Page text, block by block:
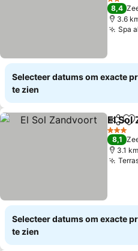
2 Sterren
8,4
3.6
Spa
Selecteer datums om exacte
te zien
Delen
El Sol
3 Sterren
8,1
3.1
Selecteer datums om exacte
te zien